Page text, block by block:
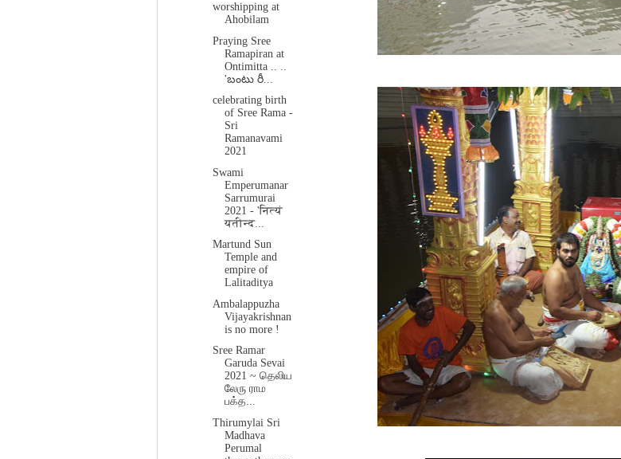
worshipping at
Ahobilam
Praying Sree
Ramapiran at
Ontimitta .. ..
'బంటు రీ...
celebrating birth
of Sree Rama -
Sri
Ramanavami
2021
Swami
Emperumanar
Sarrumurai
2021 - 'नित्यं
यतीन्द...
Martund Sun
Temple and
empire of
Lalitaditya
Ambalappuzha
Vijayakrishnan
is no more !
Sree Ramar
Garuda Sevai
2021 ~ தெலிய
லேரு ராம
பக்த...
Thirumylai Sri
Madhava
Perumal